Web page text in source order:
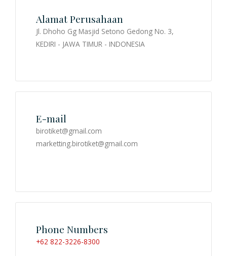
LOGIN
REGISTRASI
Alamat Perusahaan
Jl. Dhoho Gg Masjid Setono Gedong No. 3,
KEDIRI - JAWA TIMUR - INDONESIA
E-mail
birotiket@gmail.com
marketting.birotiket@gmail.com
Phone Numbers
+62 822-3226-8300